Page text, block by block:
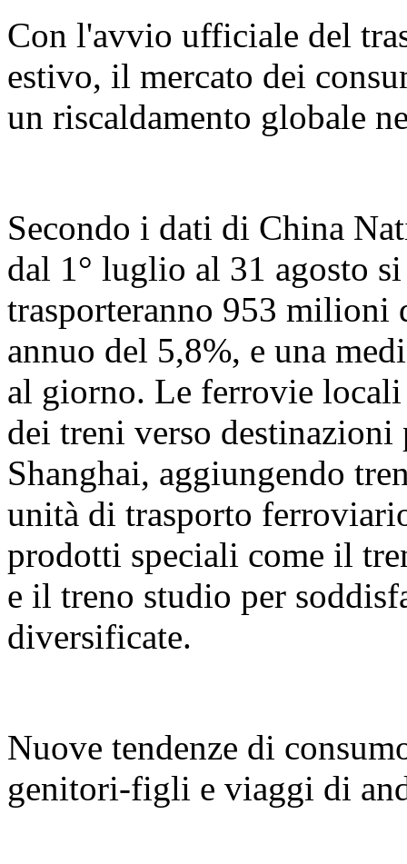
Con l'avvio ufficiale del
estivo, il mercato dei
un riscaldamento globale
Secondo i dati di China
dal 1° luglio al 31 agosto
trasporteranno 953 milioni
annuo del 5,8%, e una
al giorno. Le ferrovie locali
dei treni verso
Shanghai, aggiungendo
unità di trasporto
prodotti speciali come il
e il treno studio per
diversificate.
Nuove tendenze di
genitori-figli e viaggi di